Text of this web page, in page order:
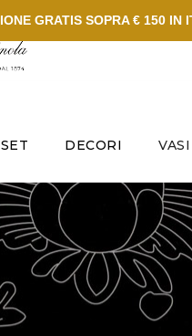
GRATIS SOPRA € 150
SET DECORI VASI